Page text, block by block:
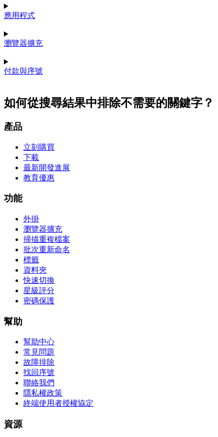
應用程式
瀏覽器擴充
付款與序號
如何從搜尋結果中排除不需要的關鍵字？
產品
立刻購買
下載
最新開發進展
教育優惠
功能
外掛
瀏覽器擴充
掃描重複檔案
批次重新命名
標籤
資料夾
快速切換
星級評分
密碼保護
幫助
幫助中心
常見問題
故障排除
找回序號
聯絡我們
隱私權政策
終端使用者授權協定
資源